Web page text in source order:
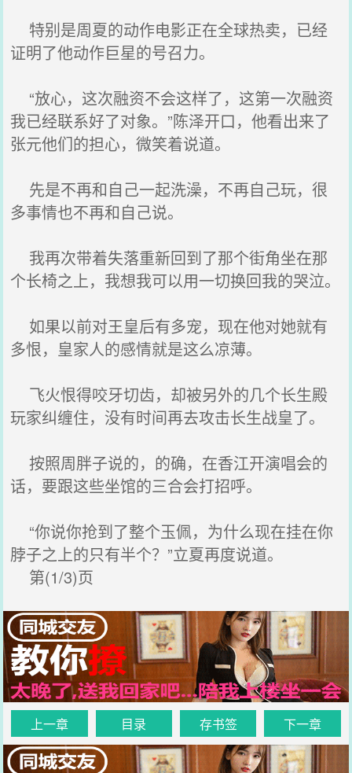
特别是周夏的动作电影正在全球热卖，已经
证明了他动作巨星的号召力。
“放心，这次融资不会这样了，这第一次融资
我已经联系好了对象。”陈泽开口，他看出来了
张元他们的担心，微笑着说道。
先是不再和自己一起洗澡，不再自己玩，很
多事情也不再和自己说。
我再次带着失落重新回到了那个街角坐在那
个长椅之上，我想我可以用一切换回我的哭泣。
如果以前对王皇后有多宠，现在他对她就有
多恨，皇家人的感情就是这么凉薄。
飞火恨得咬牙切齿，却被另外的几个长生殿
玩家纠缠住，没有时间再去攻击长生战皇了。
按照周胖子说的，的确，在香江开演唱会的
话，要跟这些坐馆的三合会打招呼。
“你说你抢到了整个玉佩，为什么现在挂在你
脖子之上的只有半个？”立夏再度说道。
第(1/3)页
上一章 目录 存书签 下一章